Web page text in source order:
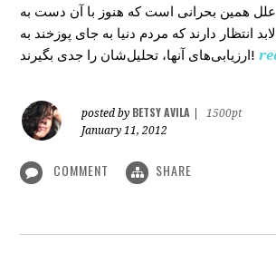
همین بحرانی است که هنوز با آن دست به
انتظار دارند که مردم دنیا به جای پوزخند به
ارزیابی‌های آنها، تحلیل‌‌شان را جدی بگیرند!
posted by BETSY AVILA
1500pt
January 11, 2012
COMMENT SHARE